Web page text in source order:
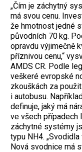
„Čím je záchytný
má svou cenu.
že hmotnost jedné
původních 70 kg.
opravdu výjimečně
příznivou cenu,“
AMDS CR. Podle
veškeré evropské
zkouškách za
i autobusu.
definuje, jaký má
ve všech případech
záchytné systémy
typu NH4.
Nová svodnice má